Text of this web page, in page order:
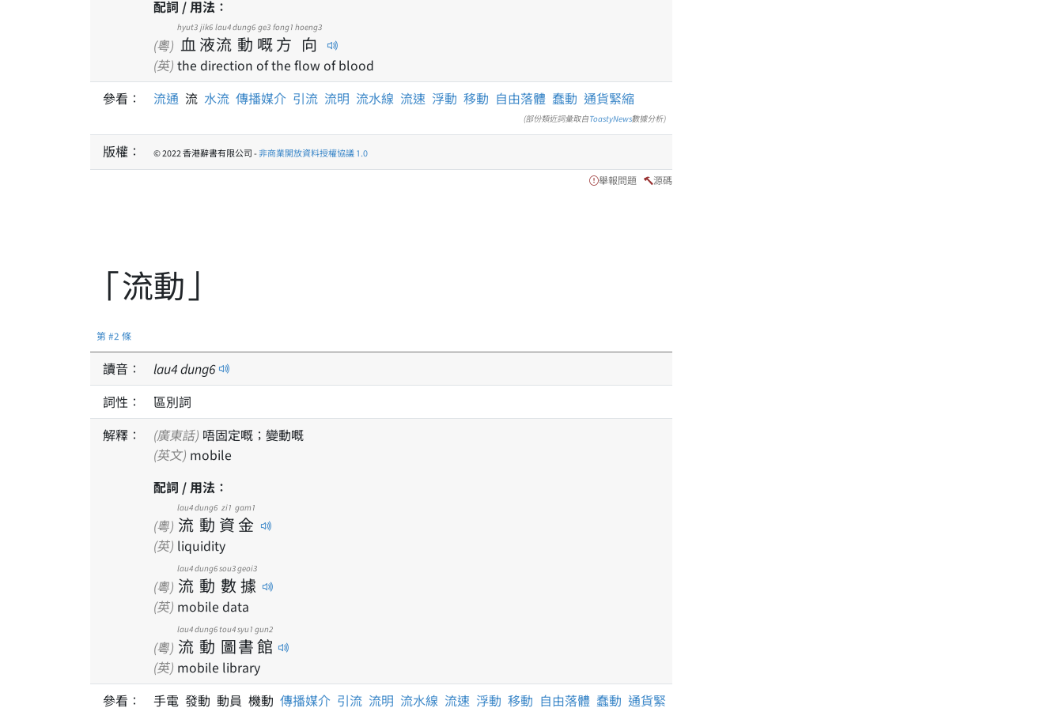
配詞 / 用法：
(粵) 血
hyut3
液
jik6
流
lau4
動
dung6
嘅
ge3
方
fong1
向
hoeng3
(英) the direction of the flow of blood
參看：
流通 流 水流 傳播媒介 引流 流明 流水線 流速 浮動 移動 自由落體 蠢動 通貨緊縮
(部份類近詞彙取自ToastyNews數據分析)
版權： © 2022 香港辭書有限公司 -非商業開放資料授權協議 1.0
舉報問題 源碼
「流動」
第 #2 條
讀音： lau4dung6
詞性：
區別詞
解釋：
(廣東話) 唔固定嘅；變動嘅
(英文) mobile
配詞 / 用法：
(粵) 流
lau4
動
dung6
資
zi1
金
gam1
(英) liquidity
(粵) 流
lau4
動
dung6
數
sou3
據
geoi3
(英) mobile data
(粵) 流
lau4
動
dung6
圖
tou4
書
syu1
館
gun2
(英) mobile library
參看：
手電 發動 動員 機動 傳播媒介 引流 流明 流水線 流速 浮動 移動 自由落體 蠢動 通貨緊